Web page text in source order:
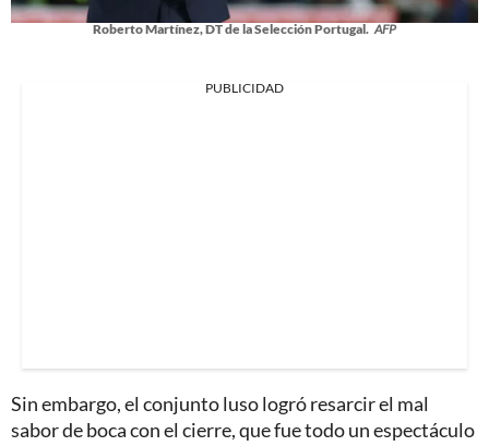
Roberto Martínez, DT de la Selección Portugal. AFP
PUBLICIDAD
Sin embargo, el conjunto luso logró resarcir el mal
sabor de boca con el cierre, que fue todo un espectáculo